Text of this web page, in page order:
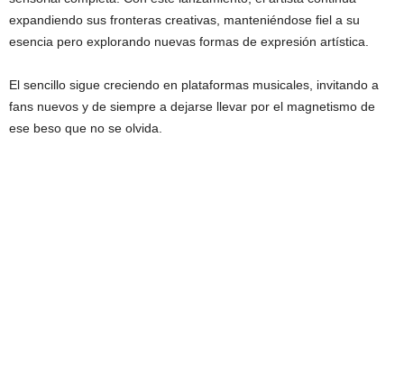
expandiendo sus fronteras creativas, manteniéndose fiel a su
esencia pero explorando nuevas formas de expresión artística.
El sencillo sigue creciendo en plataformas musicales, invitando a
fans nuevos y de siempre a dejarse llevar por el magnetismo de
ese beso que no se olvida.